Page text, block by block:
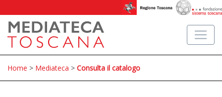
Home > Mediateca > Consulta il catalogo